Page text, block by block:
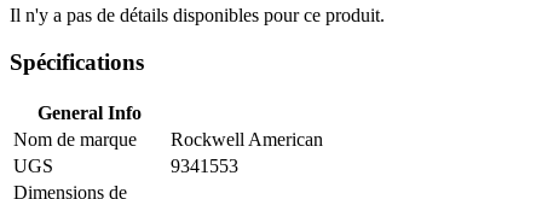
Il n'y a pas de détails disponibles pour ce produit.
Spécifications
General Info
Nom de marque
Rockwell American
UGS
9341553
Dimensions de